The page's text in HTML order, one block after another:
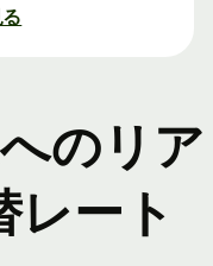
のリア
レート